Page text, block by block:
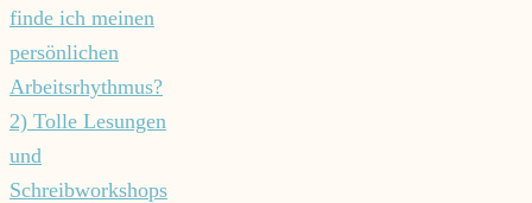
finde ich meinen
persönlichen
Arbeitsrhythmus?
2) Tolle Lesungen
und
Schreibworkshops